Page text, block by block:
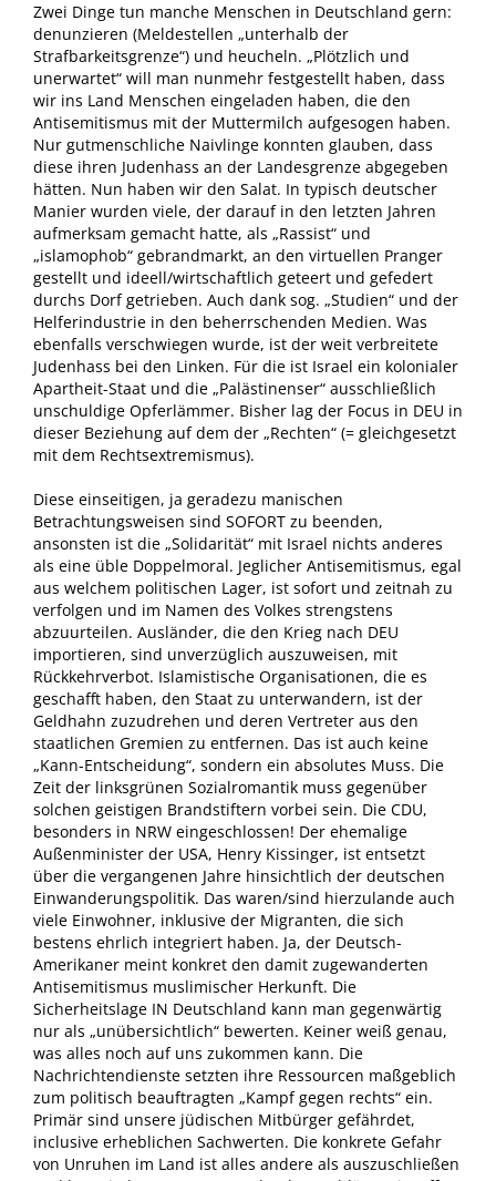
Zwei Dinge tun manche Menschen in Deutschland gern:
denunzieren (Meldestellen „unterhalb der
Strafbarkeitsgrenze“) und heucheln. „Plötzlich und
unerwartet“ will man nunmehr festgestellt haben, dass
wir ins Land Menschen eingeladen haben, die den
Antisemitismus mit der Muttermilch aufgesogen haben.
Nur gutmenschliche Naivlinge konnten glauben, dass
diese ihren Judenhass an der Landesgrenze abgegeben
hätten. Nun haben wir den Salat. In typisch deutscher
Manier wurden viele, der darauf in den letzten Jahren
aufmerksam gemacht hatte, als „Rassist“ und
„islamophob“ gebrandmarkt, an den virtuellen Pranger
gestellt und ideell/wirtschaftlich geteert und gefedert
durchs Dorf getrieben. Auch dank sog. „Studien“ und der
Helferindustrie in den beherrschenden Medien. Was
ebenfalls verschwiegen wurde, ist der weit verbreitete
Judenhass bei den Linken. Für die ist Israel ein kolonialer
Apartheit-Staat und die „Palästinenser“ ausschließlich
unschuldige Opferlämmer. Bisher lag der Focus in DEU in
dieser Beziehung auf dem der „Rechten“ (= gleichgesetzt
mit dem Rechtsextremismus).
Diese einseitigen, ja geradezu manischen
Betrachtungsweisen sind SOFORT zu beenden,
ansonsten ist die „Solidarität“ mit Israel nichts anderes
als eine üble Doppelmoral. Jeglicher Antisemitismus, egal
aus welchem politischen Lager, ist sofort und zeitnah zu
verfolgen und im Namen des Volkes strengstens
abzuurteilen. Ausländer, die den Krieg nach DEU
importieren, sind unverzüglich auszuweisen, mit
Rückkehrverbot. Islamistische Organisationen, die es
geschafft haben, den Staat zu unterwandern, ist der
Geldhahn zuzudrehen und deren Vertreter aus den
staatlichen Gremien zu entfernen. Das ist auch keine
„Kann-Entscheidung“, sondern ein absolutes Muss. Die
Zeit der linksgrünen Sozialromantik muss gegenüber
solchen geistigen Brandstiftern vorbei sein. Die CDU,
besonders in NRW eingeschlossen! Der ehemalige
Außenminister der USA, Henry Kissinger, ist entsetzt
über die vergangenen Jahre hinsichtlich der deutschen
Einwanderungspolitik. Das waren/sind hierzulande auch
viele Einwohner, inklusive der Migranten, die sich
bestens ehrlich integriert haben. Ja, der Deutsch-
Amerikaner meint konkret den damit zugewanderten
Antisemitismus muslimischer Herkunft. Die
Sicherheitslage IN Deutschland kann man gegenwärtig
nur als „unübersichtlich“ bewerten. Keiner weiß genau,
was alles noch auf uns zukommen kann. Die
Nachrichtendienste setzten ihre Ressourcen maßgeblich
zum politisch beauftragten „Kampf gegen rechts“ ein.
Primär sind unsere jüdischen Mitbürger gefährdet,
inclusive erheblichen Sachwerten. Die konkrete Gefahr
von Unruhen im Land ist alles andere als auszuschließen